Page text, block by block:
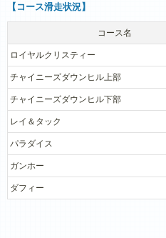
【コース滑走状況】
コース名
ロイヤルクリスティー
チャイニーズダウンヒル上部
チャイニーズダウンヒル下部
レイ＆タック
パラダイス
ガンホー
ダフィー